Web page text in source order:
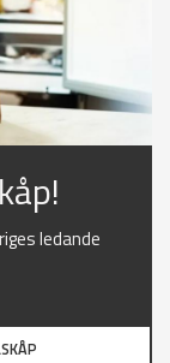
ledande